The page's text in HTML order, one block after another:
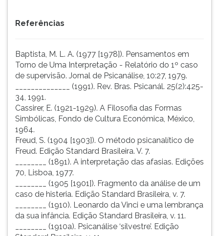
Referências
Baptista, M. L. A. (1977 [1978]). Pensamentos em
Torno de Uma Interpretação - Relatório do 1º caso
de supervisão. Jornal de Psicanálise, 10:27, 1979.
______________ (1991). Rev. Bras. Psicanál. 25(2):425-
34, 1991.
Cassirer, E. (1921-1929). A Filosofia das Formas
Simbólicas, Fondo de Cultura Económica, México,
1964.
Freud, S. (1904 [1903]). O método psicanalítico de
Freud. Edição Standard Brasileira. V. 7.
________ (1891). A interpretação das afasias. Edições
70, Lisboa, 1977.
________ (1905 [1901]). Fragmento da análise de um
caso de histeria. Edição Standard Brasileira, v. 7.
________ (1910). Leonardo da Vinci e uma lembrança
da sua infância. Edição Standard Brasileira, v. 11.
________ (1910a). Psicanálise ‘silvestre’. Edição